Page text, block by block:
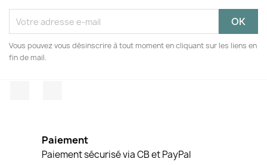
Vous pouvez vous désinscrire à tout moment en cliquant sur les liens en
fin de mail.
Paiement
Paiement sécurisé via CB et PayPal